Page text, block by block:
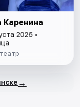
Каренина
2026 •
→